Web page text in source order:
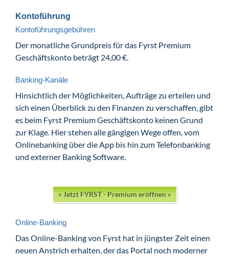
Kontoführung
Kontoführungsgebühren
Der monatliche Grundpreis für das Fyrst Premium
Geschäftskonto beträgt 24,00 €.
Banking-Kanäle
Hinsichtlich der Möglichkeiten, Aufträge zu erteilen und
sich einen Überblick zu den Finanzen zu verschaffen, gibt
es beim Fyrst Premium Geschäftskonto keinen Grund
zur Klage. Hier stehen alle gängigen Wege offen, vom
Onlinebanking über die App bis hin zum Telefonbanking
und externer Banking Software.
» Jetzt FYRST - Premium eröffnen «
Online-Banking
Das Online-Banking von Fyrst hat in jüngster Zeit einen
neuen Anstrich erhalten, der das Portal noch moderner